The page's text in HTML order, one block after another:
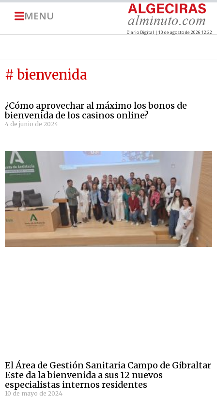
MENU
Diario Digital | 10 de agosto de 2026 12:22
# bienvenida
¿Cómo aprovechar al máximo los bonos de
bienvenida de los casinos online?
4 de junio de 2024
El Área de Gestión Sanitaria Campo de Gibraltar
Este da la bienvenida a sus 12 nuevos
especialistas internos residentes
10 de mayo de 2024